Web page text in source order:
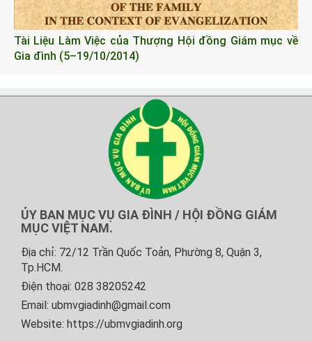
Tài Liệu Làm Việc của Thượng Hội đồng Giám mục về
Gia đình (5–19/10/2014)
ỦY BAN MỤC VỤ GIA ĐÌNH / HỘI ĐỒNG GIÁM
MỤC VIỆT NAM.
Địa chỉ: 72/12 Trần Quốc Toản, Phường 8, Quận 3,
Tp.HCM.
Điện thoại: 028 38205242
Email: ubmvgiadinh@gmail.com
Website: https://ubmvgiadinh.org